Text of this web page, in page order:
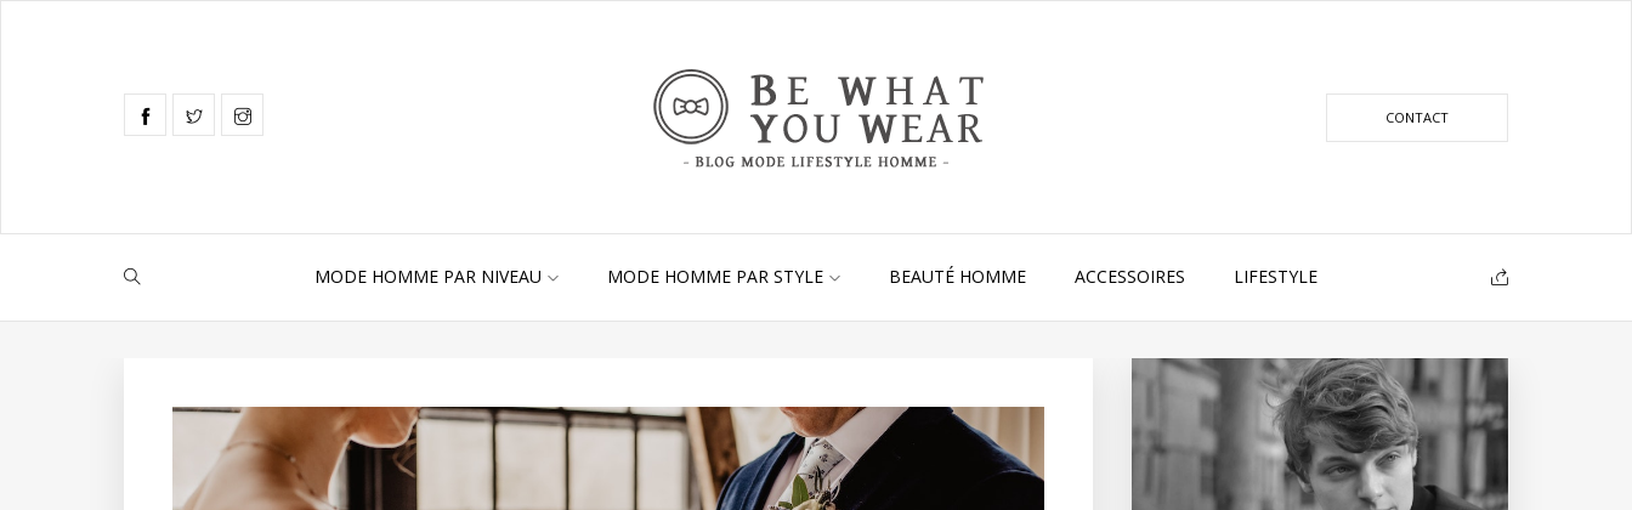
CONTACT
MODE HOMME PAR NIVEAU MODE HOMME PAR STYLE BEAUTÉ HOMME ACCESSOIRES LIFESTYLE